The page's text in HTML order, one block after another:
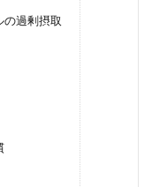
の過剰摂取